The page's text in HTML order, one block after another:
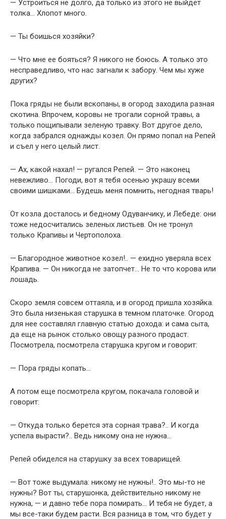
— Устроиться не долго, да только из этого не выйдет
толка… Хлопот много.
— Ты боишься хозяйки?
— Что мне ее бояться? Я никого не боюсь. А только это
несправедливо, что нас загнали к забору. Чем мы хуже
других?
Пока гряды не были вскопаны, в огород заходила разная
скотина. Впрочем, коровы не трогали сорной травы, а
только пощипывали зеленую травку. Вот другое дело,
когда забрался однажды козел. Он прямо попал на Репей
и съел у него целый лист.
— Ах, какой нахал! — ругался Репей. — Это наконец
невежливо… Погоди, вот я тебя осенью украшу всеми
своими шишками… Будешь меня помнить, негодная тварь!
От козла досталось и бедному Одуванчику, и Лебеде: они
тоже недосчитались зеленых листьев. Он не тронул
только Крапивы и Чертополоха.
— Благородное животное козел!.. — ехидно уверяла всех
Крапива. — Он никогда не затопчет… Не то что корова или
лошадь.
Скоро земля совсем оттаяла, и в огород пришла хозяйка.
Это была низенькая старушка в темном платочке. Огород
для нее составлял главную статью дохода: и сама сыта,
да еще на рынок столько овощу разного продаст.
Посмотрела, посмотрела старушка кругом и говорит:
— Пора гряды копать…
А потом еще посмотрела кругом, покачала головой и
говорит:
— Откуда только берется эта сорная трава?.. И когда
успела вырасти?.. Ведь никому она не нужна…
Репей обиделся на старушку за всех товарищей.
— Вот тоже выдумала: никому не нужны!.. Это мы-то не
нужны? Вот ты, старушонка, действительно никому не
нужна, — и давно тебе пора помирать… И тебя не будет, а
мы все-таки будем расти. Вся разница в том, что будет у